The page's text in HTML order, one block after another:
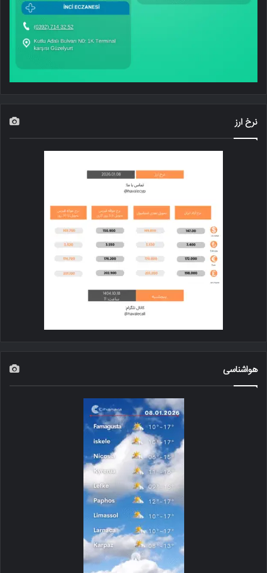
نرخ ارز
هواشناسی